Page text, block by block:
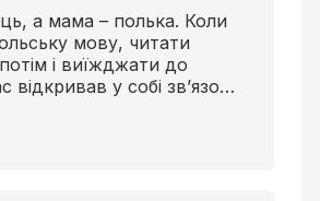
а мама – полька. Коли
мову, читати
і виїжджати до
у собі зв’язок
сім’ї. Зараз я
поляком.